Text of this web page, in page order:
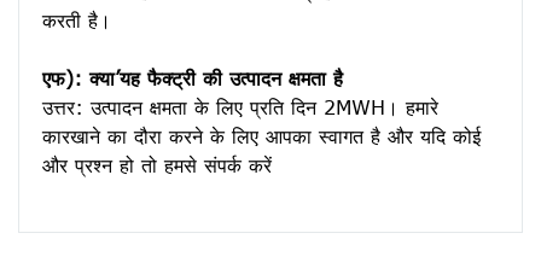
करती है।
एफ): क्या’यह फैक्ट्री की उत्पादन क्षमता है
उत्तर: उत्पादन क्षमता के लिए प्रति दिन 2MWH। हमारे
कारखाने का दौरा करने के लिए आपका स्वागत है और यदि कोई